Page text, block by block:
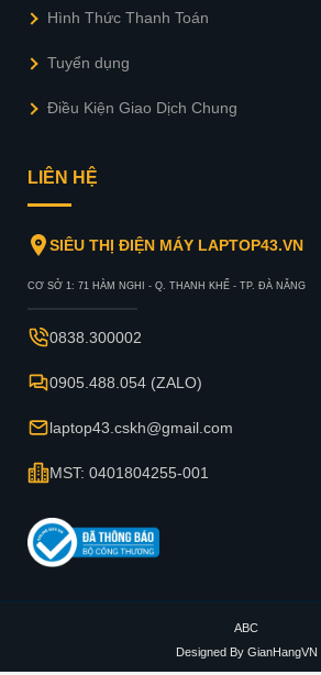
Hình Thức Thanh Toán
Tuyển dụng
Điều Kiện Giao Dịch Chung
LIÊN HỆ
SIÊU THỊ ĐIỆN MÁY LAPTOP43.VN
CƠ SỞ 1: 71 HÀM NGHI - Q. THANH KHẾ - TP. ĐÀ NẴNG
0838.300002
0905.488.054 (ZALO)
laptop43.cskh@gmail.com
MST: 0401804255-001
ABC
Designed By GianHangVN